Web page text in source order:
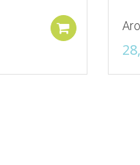
Ajouter